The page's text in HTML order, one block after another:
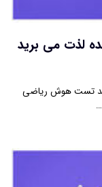
لذت می برید
تست هوش ریاضی